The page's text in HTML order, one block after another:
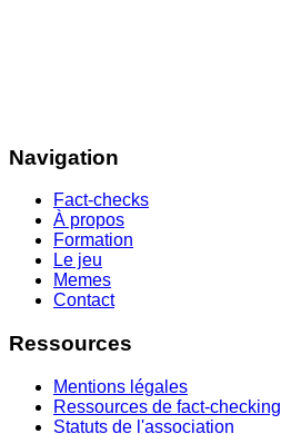
Navigation
Fact-checks
À propos
Formation
Le jeu
Memes
Contact
Ressources
Mentions légales
Ressources de fact-checking
Statuts de l'association